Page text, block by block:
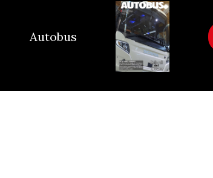
Autobus